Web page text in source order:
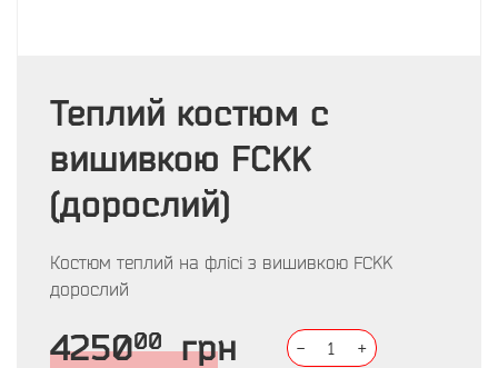
Теплий костюм с
вишивкою FCKK
(дорослий)
Костюм теплий на флісі з вишивкою FCKK
дорослий
425000 грн - 1 +